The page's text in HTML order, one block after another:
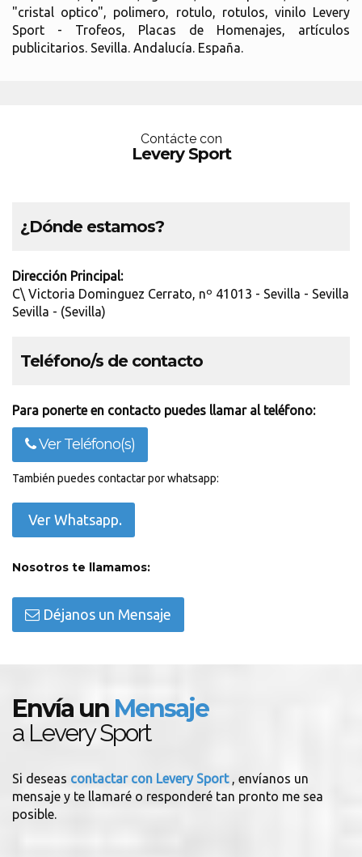
"cristal optico", polimero, rotulo, rotulos, vinilo Levery
Sport - Trofeos, Placas de Homenajes, artículos
publicitarios. Sevilla. Andalucía. España.
Contácte con
Levery Sport
¿Dónde estamos?
Dirección Principal:
C\ Victoria Dominguez Cerrato, nº 41013 - Sevilla - Sevilla
Sevilla - (Sevilla)
Teléfono/s de contacto
Para ponerte en contacto puedes llamar al teléfono:
Ver Teléfono(s)
También puedes contactar por whatsapp:
Ver Whatsapp.
Nosotros te llamamos:
Déjanos un Mensaje
Envía un Mensaje
a Levery Sport
Si deseas contactar con Levery Sport , envíanos un
mensaje y te llamaré o responderé tan pronto me sea
posible.